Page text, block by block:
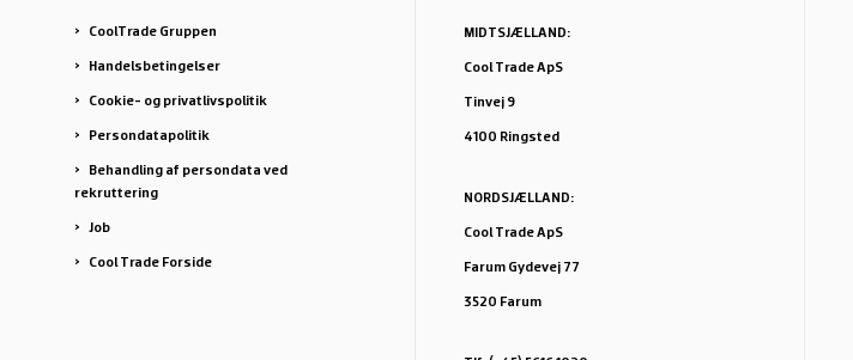
CoolTrade Gruppen
Handelsbetingelser
Cookie- og privatlivspolitik
Persondatapolitik
Behandling af persondata ved
rekruttering
Job
Cool Trade Forside
MIDTSJÆLLAND:
Cool Trade ApS
Tinvej 9
4100 Ringsted
NORDSJÆLLAND:
Cool Trade ApS
Farum Gydevej 77
3520 Farum